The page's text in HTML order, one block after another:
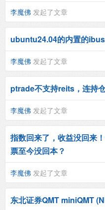
李魔佛 发起了文章
ubuntu24.04的内置的
李魔佛 发起了文章
ptrade不支持reits，连持
李魔佛 发起了文章
指数回来了，收益没回来
票至今没回本？
李魔佛 发起了文章
东北证券QMT miniQMT